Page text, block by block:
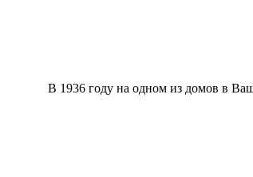
В 1936 году на одном из домов в